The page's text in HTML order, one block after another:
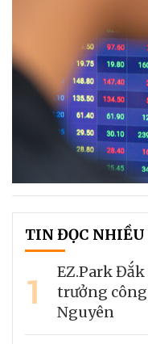
TIN ĐỌC NHIỀU
1
EZ.Park
trưởng
Nguyên